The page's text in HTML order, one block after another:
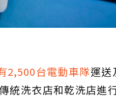
2,500台電動車隊運送
統洗衣店和乾洗店進